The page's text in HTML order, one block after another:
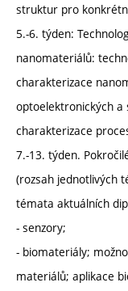
struktur pro
5.-6. týden:
nanomateriálů:
charakterizace
optoelektronických a
charakterizace
7.-13. týden.
(rozsah jednotlivých
témata aktuálních
- senzory;
- biomateriály;
materiálů; aplikace